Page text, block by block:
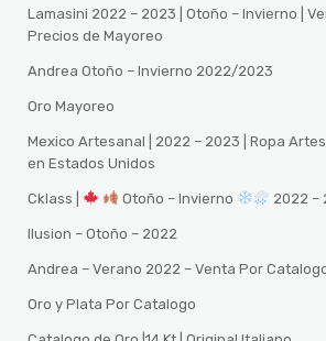
Lamasini 2022 – 2023 | Otoño – Invierno |
Precios de Mayoreo
Andrea Otoño – Invierno 2022/2023
Oro Mayoreo
Mexico Artesanal | 2022 – 2023 | Ropa
en Estados Unidos
Cklass | Otoño – Invierno 2022 –
Ilusion – Otoño – 2022
Andrea – Verano 2022 – Venta Por
Oro y Plata Por Catalogo